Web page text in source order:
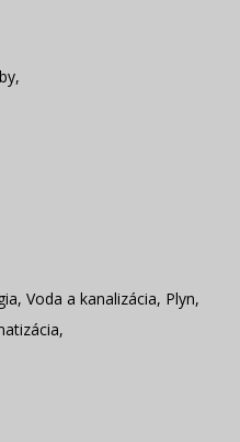
,
, Voda a kanalizácia, Plyn,
,